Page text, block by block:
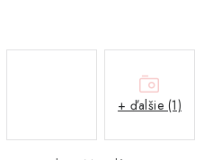
+ ďalšie (1)